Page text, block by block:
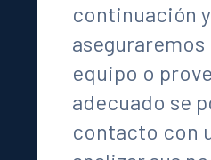
continuación
aseguraremos
equipo o
adecuado se
contacto con